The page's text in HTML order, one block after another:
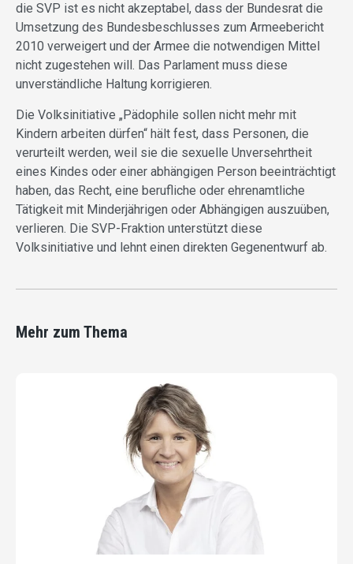
die SVP ist es nicht akzeptabel, dass der Bundesrat die
Umsetzung des Bundesbeschlusses zum Armeebericht
2010 verweigert und der Armee die notwendigen Mittel
nicht zugestehen will. Das Parlament muss diese
unverständliche Haltung korrigieren.
Die Volksinitiative „Pädophile sollen nicht mehr mit
Kindern arbeiten dürfen“ hält fest, dass Personen, die
verurteilt werden, weil sie die sexuelle Unversehrtheit
eines Kindes oder einer abhängigen Person beeinträchtigt
haben, das Recht, eine berufliche oder ehrenamtliche
Tätigkeit mit Minderjährigen oder Abhängigen auszuüben,
verlieren. Die SVP-Fraktion unterstützt diese
Volksinitiative und lehnt einen direkten Gegenentwurf ab.
Mehr zum Thema